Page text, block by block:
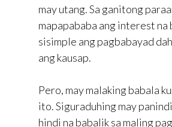
may utang. Sa ganitong
mapapababa ang interest na
sisimple ang pagbabayad
ang kausap.
Pero, may malaking babala
ito. Siguraduhing may
hindi na babalik sa maling